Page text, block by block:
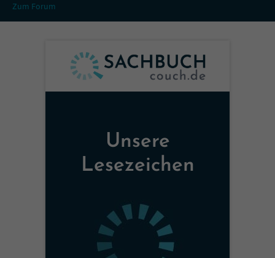
Zum Forum
Unsere
Lesezeichen